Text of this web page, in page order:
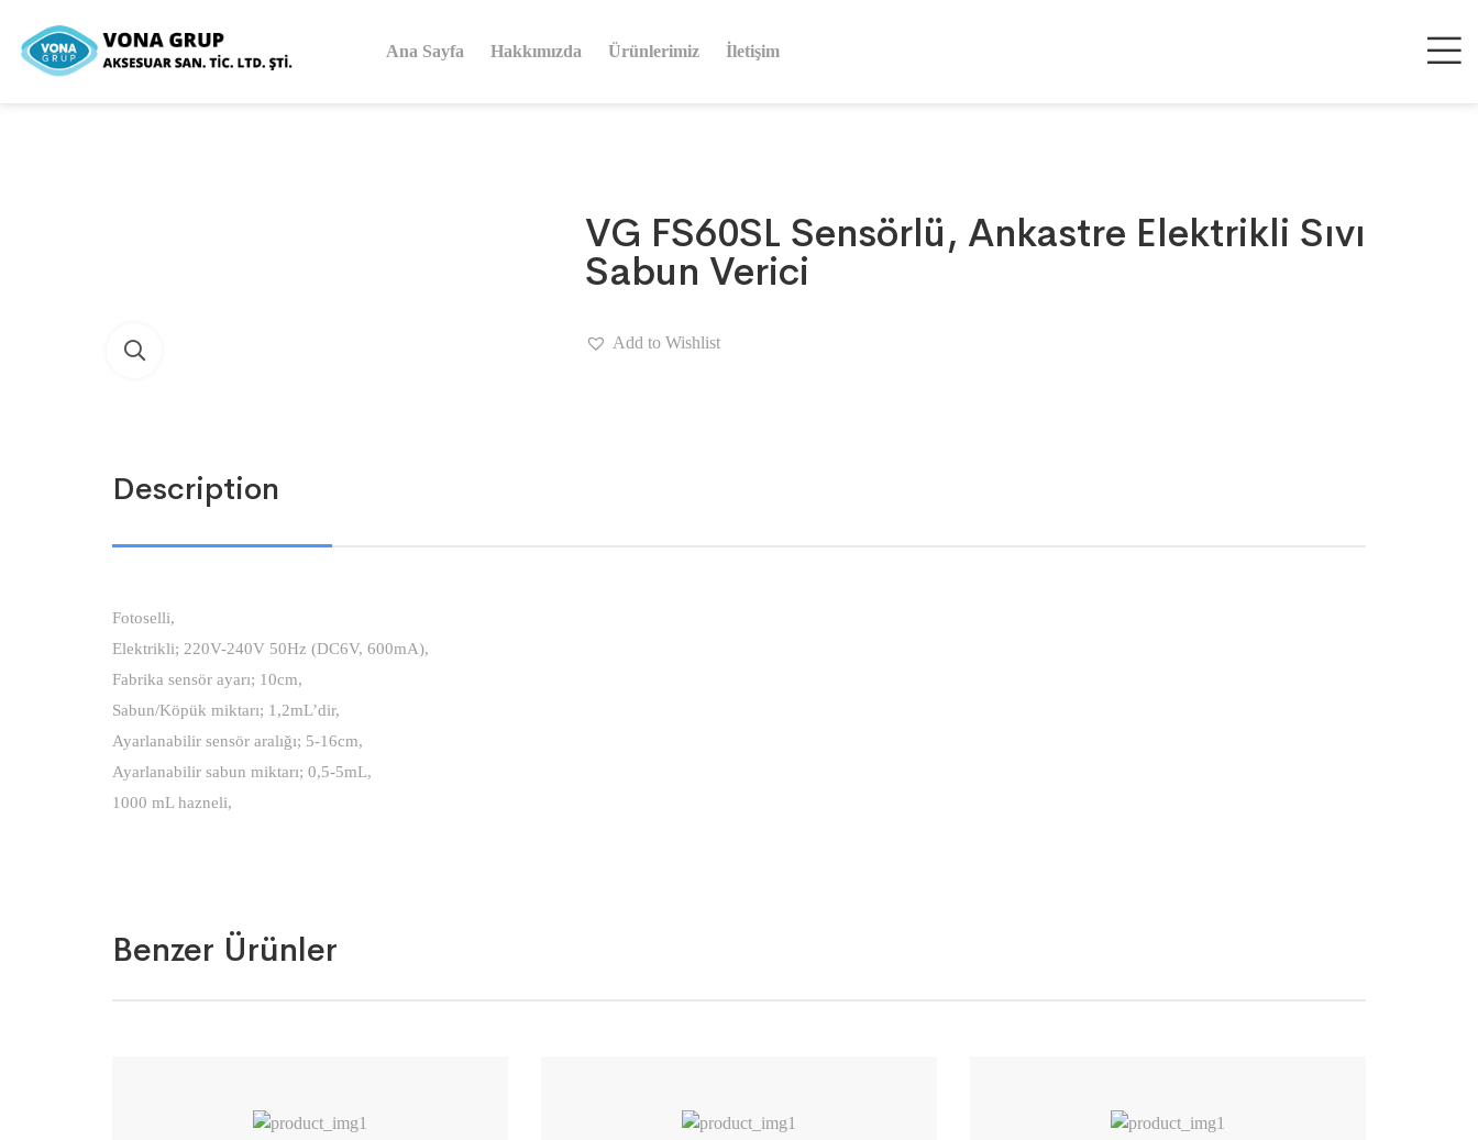
Ana Sayfa Hakkımızda Ürünlerimiz İletişim
VG FS60SL Sensörlü, Ankastre Elektrikli Sıvı
Sabun Verici
Add to Wishlist
Description
Fotoselli,
Elektrikli; 220V-240V 50Hz (DC6V, 600mA),
Fabrika sensör ayarı; 10cm,
Sabun/Köpük miktarı; 1,2mL’dir,
Ayarlanabilir sensör aralığı; 5-16cm,
Ayarlanabilir sabun miktarı; 0,5-5mL,
1000 mL hazneli,
Benzer Ürünler